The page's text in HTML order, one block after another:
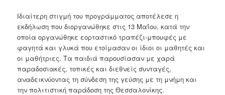
Ιδιαίτερη στιγμή του προγράμματος αποτέλεσε η
εκδήλωση που διοργανώθηκε στις 13 Μαΐου, κατά την
οποία οργανώθηκε εορταστικό τραπέζι-μπουφές με
φαγητά και γλυκά που ετοίμασαν οι ίδιοι οι μαθητές και
οι μαθήτριες. Τα παιδιά παρουσίασαν με χαρά
παραδοσιακές, τοπικές και διεθνείς συνταγές,
αναδεικνύοντας τη σύνδεση της γεύσης με τη μνήμη και
την πολιτιστική παράδοση της Θεσσαλονίκης.